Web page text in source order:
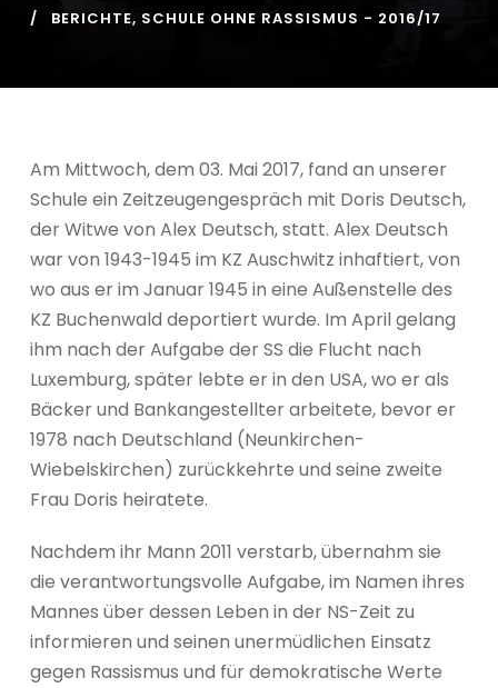
BERICHTE, SCHULE OHNE RASSISMUS - 2016/17
Am Mittwoch, dem 03. Mai 2017, fand an unserer
Schule ein Zeitzeugengespräch mit Doris Deutsch,
der Witwe von Alex Deutsch, statt. Alex Deutsch
war von 1943-1945 im KZ Auschwitz inhaftiert, von
wo aus er im Januar 1945 in eine Außenstelle des
KZ Buchenwald deportiert wurde. Im April gelang
ihm nach der Aufgabe der SS die Flucht nach
Luxemburg, später lebte er in den USA, wo er als
Bäcker und Bankangestellter arbeitete, bevor er
1978 nach Deutschland (Neunkirchen-
Wiebelskirchen) zurückkehrte und seine zweite
Frau Doris heiratete.
Nachdem ihr Mann 2011 verstarb, übernahm sie
die verantwortungsvolle Aufgabe, im Namen ihres
Mannes über dessen Leben in der NS-Zeit zu
informieren und seinen unermüdlichen Einsatz
gegen Rassismus und für demokratische Werte